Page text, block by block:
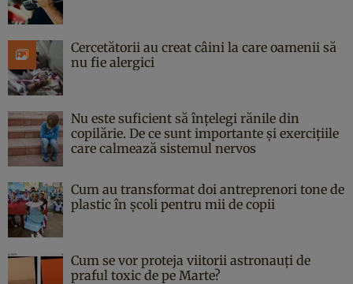
Cercetătorii au creat câini la care oamenii să
nu fie alergici
Nu este suficient să înțelegi rănile din
copilărie. De ce sunt importante și exercițiile
care calmează sistemul nervos
Cum au transformat doi antreprenori tone de
plastic în școli pentru mii de copii
Cum se vor proteja viitorii astronauți de
praful toxic de pe Marte?